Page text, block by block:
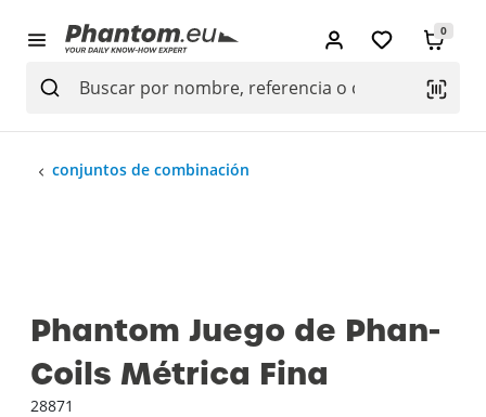
0
conjuntos de combinación
Phantom Juego de Phan-
Coils Métrica Fina
28871